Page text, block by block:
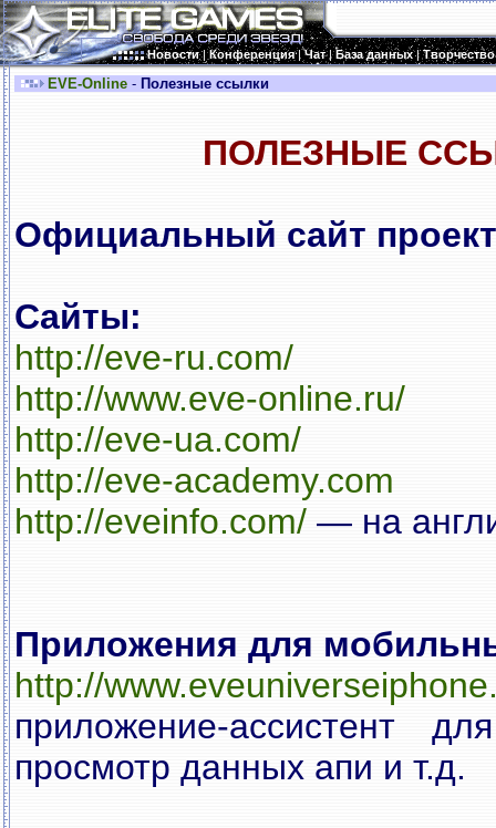
Новости|Конференция|Чат|База данных|Творчество
EVE-Online - Полезные ссылки
ПОЛЕЗНЫЕ
Официальный сайт
Cайты:
http://eve-ru.com/
http://www.eve-online.ru/
http://eve-ua.com/
http://eve-academy.com
http://eveinfo.com/ — на
Приложения для
http://
приложение-ассистент
просмотр данных апи и т.д.